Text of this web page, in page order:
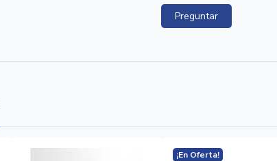
Preguntar
¡En Oferta!